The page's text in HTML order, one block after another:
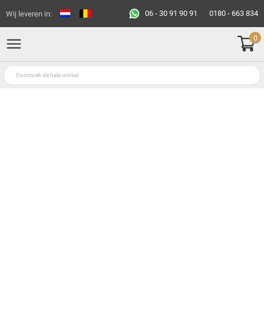
Wij leveren in: 06 - 30 91 90 91 0180 - 663 834
0